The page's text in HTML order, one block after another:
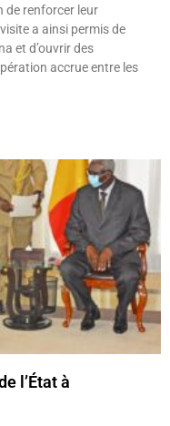
de renforcer leur
a ainsi permis de
et d’ouvrir des
accrue entre les
l’État à